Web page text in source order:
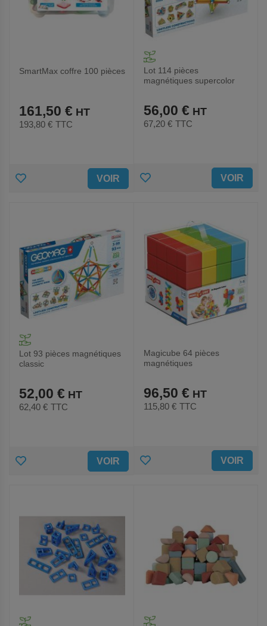
SmartMax coffre 100 pièces
161,50 €
193,80 € TTC
AJOUTER VOIR
Lot 114 pièces
magnétiques supercolor
56,00 €
67,20 € TTC
AJOUTER VOIR
Lot 93 pièces magnétiques
classic
52,00 €
62,40 € TTC
AJOUTER VOIR
Magicube 64 pièces
magnétiques
96,50 €
115,80 € TTC
AJOUTER VOIR